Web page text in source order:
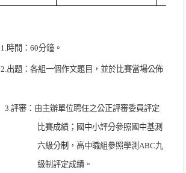
1.時間： 60分鐘。
2. 出題：各組一個作文題目，並於比賽當場公佈
3.評審：由主辦單位聘任之公正評審委員評定
比賽成績；國中小評分參照國中基測
六級分制，高中職組參照學測 ABC九
級制評定成績。